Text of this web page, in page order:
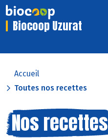
Biocoop Uzurat
Accueil
Toutes nos recettes
Nos recettes